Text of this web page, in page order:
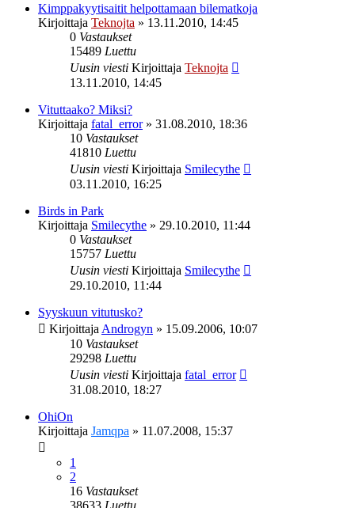
Kimppakyytisaitit helpottamaan bilematkoja
Kirjoittaja Teknojta » 13.11.2010, 14:45
0 Vastaukset
15489 Luettu
Uusin viesti Kirjoittaja Teknojta
13.11.2010, 14:45
Vituttaako? Miksi?
Kirjoittaja fatal_error» 31.08.2010, 18:36
10 Vastaukset
41810 Luettu
Uusin viesti Kirjoittaja Smilecythe
03.11.2010, 16:25
Birds in Park
Kirjoittaja Smilecythe » 29.10.2010, 11:44
0 Vastaukset
15757 Luettu
Uusin viesti Kirjoittaja Smilecythe
29.10.2010, 11:44
Syyskuun vitutusko?
Kirjoittaja Androgyn » 15.09.2006, 10:07
10 Vastaukset
29298 Luettu
Uusin viesti Kirjoittaja fatal_error
31.08.2010, 18:27
OhiOn
Kirjoittaja Jamqpa » 11.07.2008, 15:37
1
2
16 Vastaukset
38633 Luettu